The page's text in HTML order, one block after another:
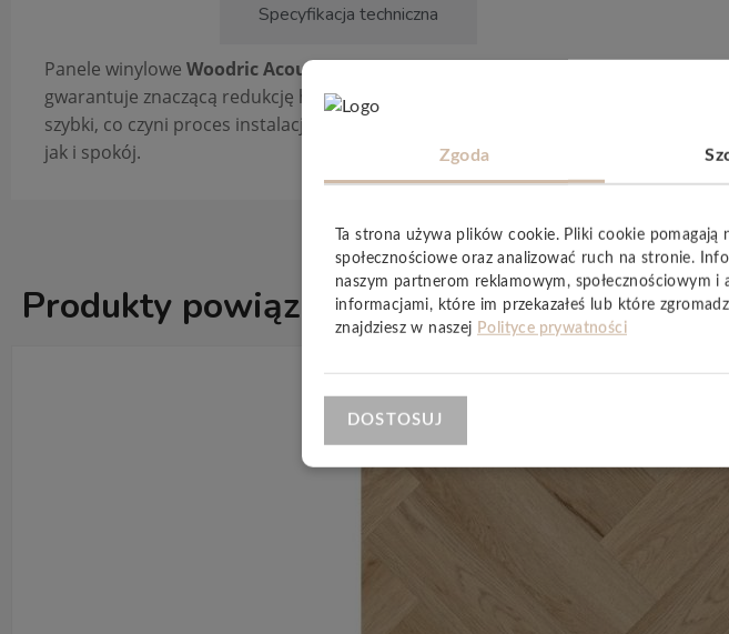
Specyfikacja techniczna
Panele winylowe Woodric Acoustic
gwarantuje znaczącą redukcję hałasu do
, co przekłada się na wyjątkowy
szybki, co czyni proces instalacji wyjątkowo łatwym i przyjemnym. Panele winylowe
jak i spokój.
Produkty powiązane ZOBACZ WSZYSTKIE
Zgoda
Ta strona używa plików cookie. Pliki cookie
społecznościowe oraz analizować ruch na stronie.
naszym partnerom reklamowym, społecznościowym
informacjami, które im przekazałeś lub które
znajdziesz w naszej Polityce prywatności
DOSTOSUJ